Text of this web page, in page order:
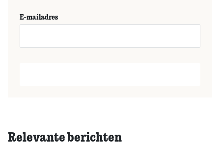
E-mailadres
Relevante berichten